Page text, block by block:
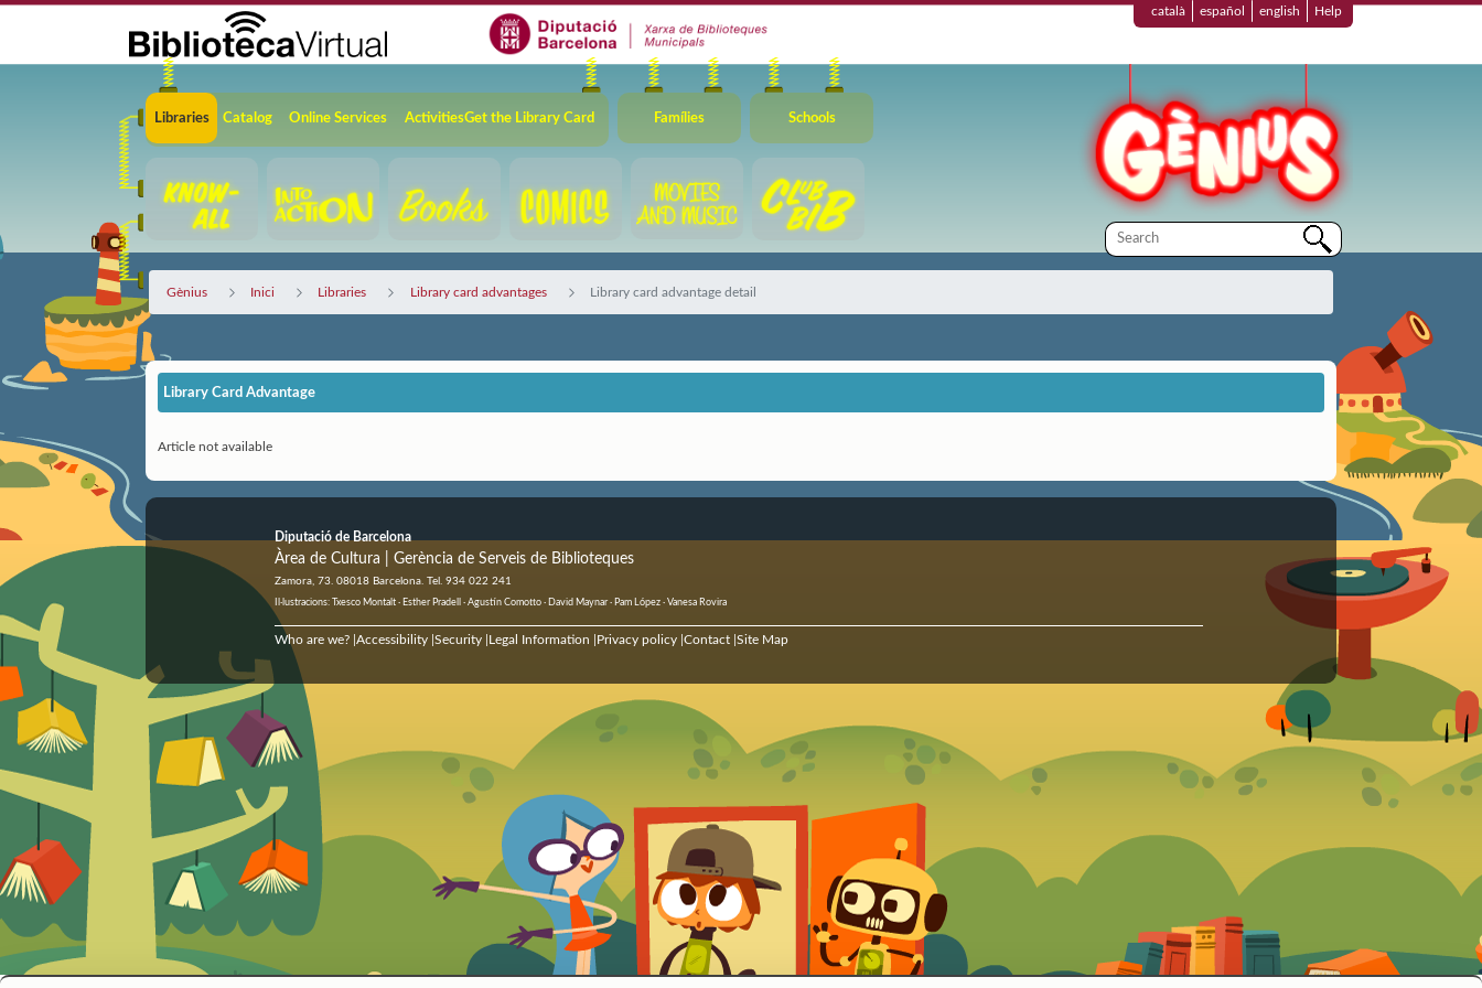
català español english Help
Navigation
Libraries Catalog Online Services ActivitiesGet the Library Card Famílies Schools
Gènius Inici Libraries Library card advantages Library card advantage detail
Library Card Advantage
Article not available
Diputació de Barcelona
Àrea de Cultura | Gerència de Serveis de Biblioteques
Zamora, 73. 08018 Barcelona. Tel. 934 022 241
Il·lustracions: Txesco Montalt · Esther Pradell · Agustín Comotto · David Maynar · Pam López · Vanesa Rovira
Who are we?| Accessibility| Security| Legal Information Privacy policy| Contact| Site Map